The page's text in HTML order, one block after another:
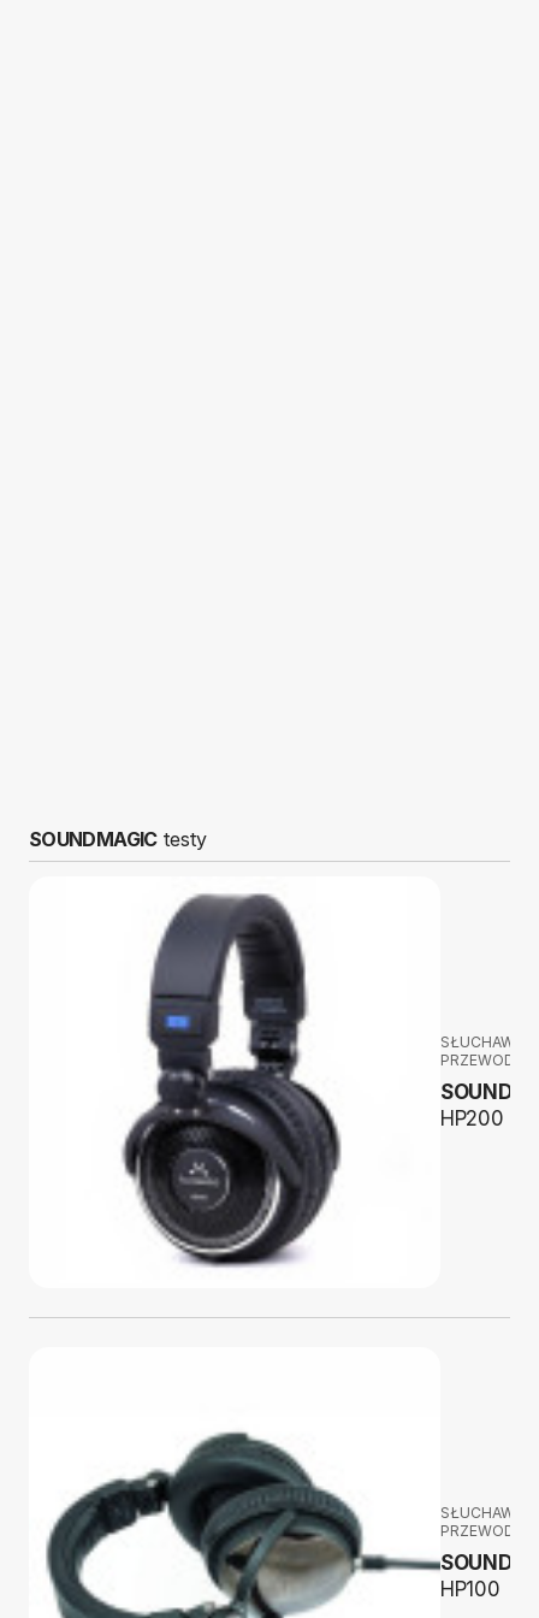
SOUNDMAGICtesty
SŁUCHAWKI
HP200
SŁUCHAWKI
HP100